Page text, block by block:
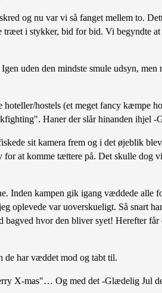
og nu var vi så fanget mellem to.
i stykker, bid for bid. Vi begyndte
uden den mindste smule udsyn,
hostels (et meget fancy kæmpe
Haner der slår hinanden ihjel -
sit kamera frem og i det øjeblik
at komme tættere på. Det skulle dog
Inden kampen gik igang væddede alle
oplevede var uoverskueligt. Så snart
hvor den bliver syet! Herefter
de har væddet mod og tabt til.
X-mas"… Og med det -Glædelig Jul